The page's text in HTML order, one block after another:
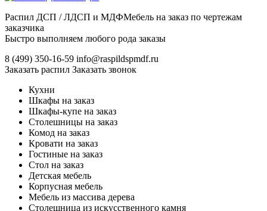
Распил ДСП / ЛДСП и МДФМебель на заказ по чертежам
заказчика
Быстро выполняем любого рода заказы
8 (499) 350-16-59 info@raspildspmdf.ru
Заказать распил Заказать звонок
Кухни
Шкафы на заказ
Шкафы-купе на заказ
Столешницы на заказ
Комод на заказ
Кровати на заказ
Гостиные на заказ
Стол на заказ
Детская мебель
Корпусная мебель
Мебель из массива дерева
Столешница из искусственного камня